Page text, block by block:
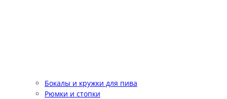
Бокалы и кружки для пива
Рюмки и стопки